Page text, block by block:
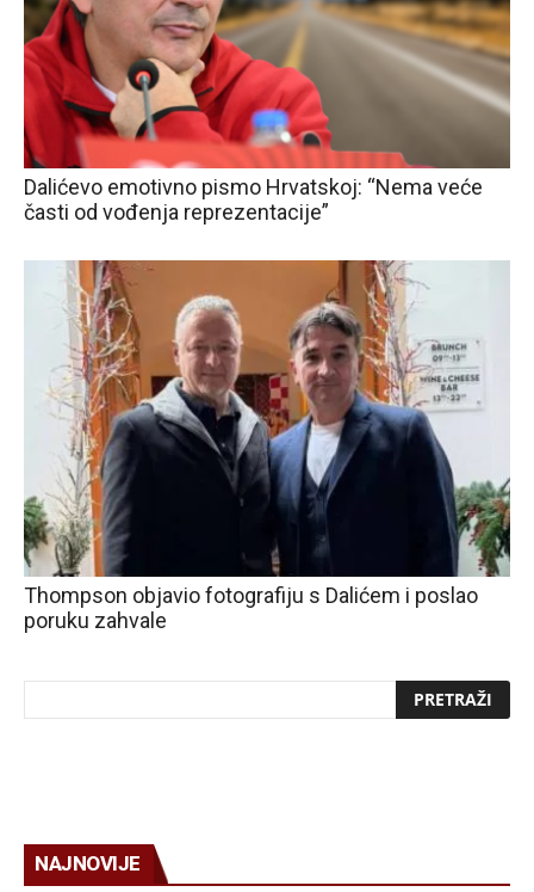
Dalićevo emotivno pismo Hrvatskoj: “Nema veće
časti od vođenja reprezentacije”
Thompson objavio fotografiju s Dalićem i poslao
poruku zahvale
NAJNOVIJE